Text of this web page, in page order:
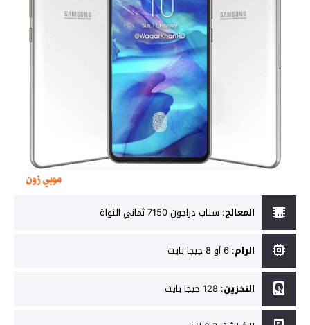
المعالج: سناب دراجون 7150 ثماني النواة
الرام: 6 أو 8 جيجا بايت
التخزين: 128 جيجا بايت